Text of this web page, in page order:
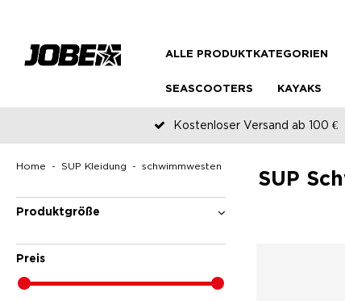
ALLE PRODUKTKATEGORIEN
SEASCOOTERS KAYAKS
Kostenloser Versand ab 100 €
Home SUP Kleidung schwimmwesten
Produktgröße
Preis
SUP